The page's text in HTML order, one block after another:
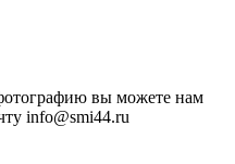
вы можете нам
info@smi44.ru